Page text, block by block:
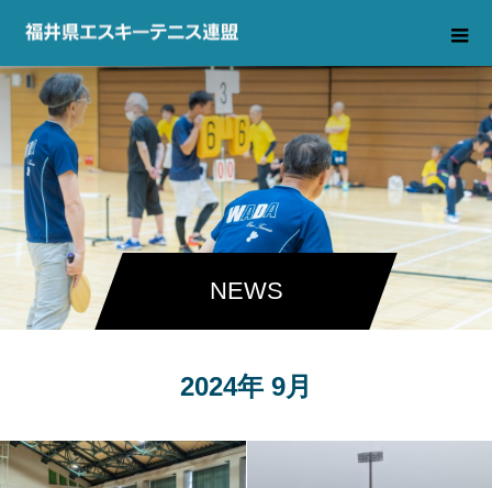
NEWS
2024年 9月